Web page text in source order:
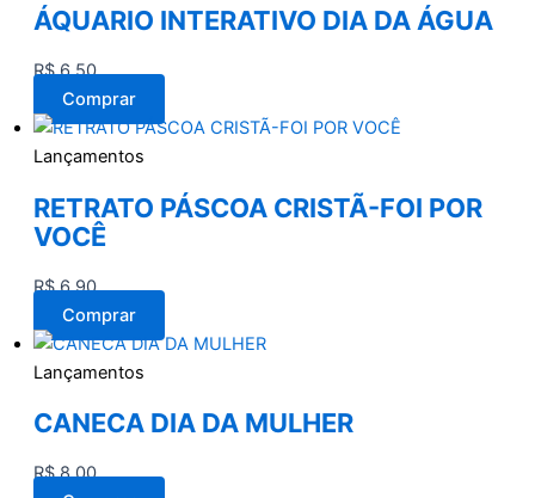
ÁQUARIO INTERATIVO DIA DA ÁGUA
R$6,50
Comprar
Lançamentos
RETRATO PÁSCOA CRISTÃ-FOI POR
VOCÊ
R$6,90
Comprar
Lançamentos
CANECA DIA DA MULHER
R$8,00